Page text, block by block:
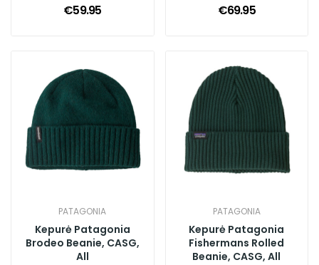
€59.95 €69.95
PATAGONIA
Kepurė Patagonia
Brodeo Beanie, CASG,
All
PATAGONIA
Kepurė Patagonia
Fishermans Rolled
Beanie, CASG, All